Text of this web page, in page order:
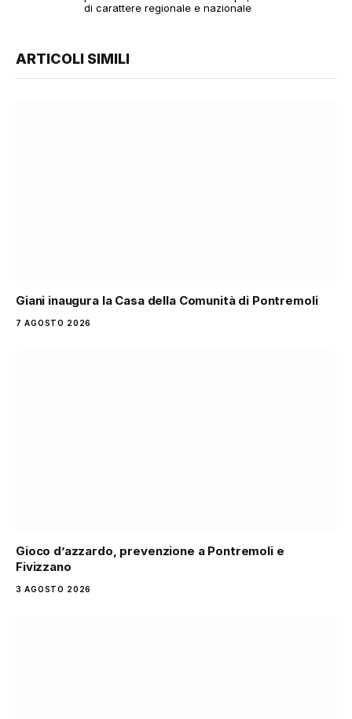
di carattere regionale e nazionale
ARTICOLI SIMILI
Giani inaugura la Casa della Comunità di Pontremoli
7 AGOSTO 2026
Gioco d’azzardo, prevenzione a Pontremoli e
Fivizzano
3 AGOSTO 2026